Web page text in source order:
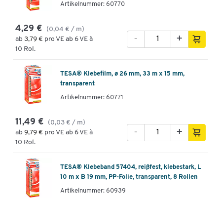
Artikelnummer: 60770
4,29 €
(0,04 € / m)
ab 3,79 € pro VE ab 6 VE à
10 Rol.
+
-
TESA® Klebefilm, ø 26 mm, 33 m x 15 mm,
transparent
Artikelnummer: 60771
11,49 €
(0,03 € / m)
ab 9,79 € pro VE ab 6 VE à
10 Rol.
+
-
TESA® Klebeband 57404, reißfest, klebestark, L
10 m x B 19 mm, PP-Folie, transparent, 8 Rollen
Artikelnummer: 60939